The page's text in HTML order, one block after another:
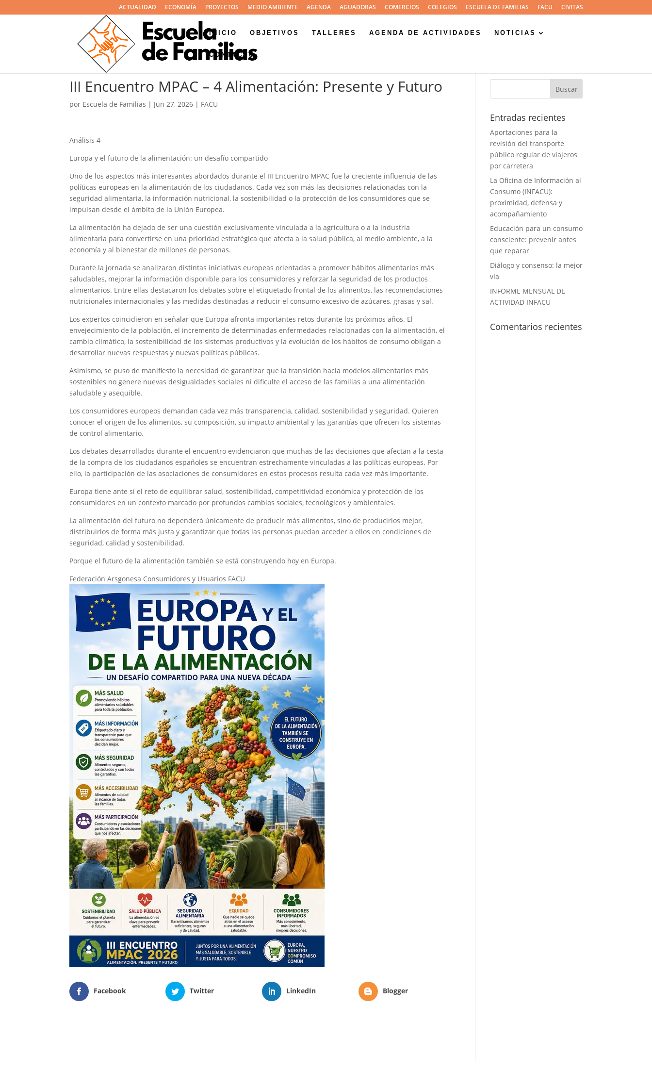
ACTUALIDAD ECONOMÍA PROYECTOS MEDIO AMBIENTE AGENDA AGUADORAS COMERCIOS COLEGIOS ESCUELA DE FAMILIAS FACU CIVITAS
INICIO OBJETIVOS TALLERES AGENDA DE ACTIVIDADES NOTICIAS
CONTACTO
III Encuentro MPAC – 4 Alimentación: Presente y Futuro
por Escuela de Familias | Jun 27, 2026| FACU
Análisis 4
Europa y el futuro de la alimentación: un desafío compartido
Uno de los aspectos más interesantes abordados durante el III Encuentro MPAC fue la creciente influencia de las
políticas europeas en la alimentación de los ciudadanos. Cada vez son más las decisiones relacionadas con la
seguridad alimentaria, la información nutricional, la sostenibilidad o la protección de los consumidores que se
impulsan desde el ámbito de la Unión Europea.
La alimentación ha dejado de ser una cuestión exclusivamente vinculada a la agricultura o a la industria
alimentaria para convertirse en una prioridad estratégica que afecta a la salud pública, al medio ambiente, a la
economía y al bienestar de millones de personas.
Durante la jornada se analizaron distintas iniciativas europeas orientadas a promover hábitos alimentarios más
saludables, mejorar la información disponible para los consumidores y reforzar la seguridad de los productos
alimentarios. Entre ellas destacaron los debates sobre el etiquetado frontal de los alimentos, las recomendaciones
nutricionales internacionales y las medidas destinadas a reducir el consumo excesivo de azúcares, grasas y sal.
Los expertos coincidieron en señalar que Europa afronta importantes retos durante los próximos años. El
envejecimiento de la población, el incremento de determinadas enfermedades relacionadas con la alimentación, el
cambio climático, la sostenibilidad de los sistemas productivos y la evolución de los hábitos de consumo obligan a
desarrollar nuevas respuestas y nuevas políticas públicas.
Asimismo, se puso de manifiesto la necesidad de garantizar que la transición hacia modelos alimentarios más
sostenibles no genere nuevas desigualdades sociales ni dificulte el acceso de las familias a una alimentación
saludable y asequible.
Los consumidores europeos demandan cada vez más transparencia, calidad, sostenibilidad y seguridad. Quieren
conocer el origen de los alimentos, su composición, su impacto ambiental y las garantías que ofrecen los sistemas
de control alimentario.
Los debates desarrollados durante el encuentro evidenciaron que muchas de las decisiones que afectan a la cesta
de la compra de los ciudadanos españoles se encuentran estrechamente vinculadas a las políticas europeas. Por
ello, la participación de las asociaciones de consumidores en estos procesos resulta cada vez más importante.
Europa tiene ante sí el reto de equilibrar salud, sostenibilidad, competitividad económica y protección de los
consumidores en un contexto marcado por profundos cambios sociales, tecnológicos y ambientales.
La alimentación del futuro no dependerá únicamente de producir más alimentos, sino de producirlos mejor,
distribuirlos de forma más justa y garantizar que todas las personas puedan acceder a ellos en condiciones de
seguridad, calidad y sostenibilidad.
Porque el futuro de la alimentación también se está construyendo hoy en Europa.
Federación Arsgonesa Consumidores y Usuarios FACU
Facebook Twitter LinkedIn Blogger
Entradas recientes
Aportaciones para la
revisión del transporte
público regular de viajeros
por carretera
La Oficina de Información al
Consumo (INFACU):
proximidad, defensa y
acompañamiento
Educación para un consumo
consciente: prevenir antes
que reparar
Diálogo y consenso: la mejor
vía
INFORME MENSUAL DE
ACTIVIDAD INFACU
Comentarios recientes